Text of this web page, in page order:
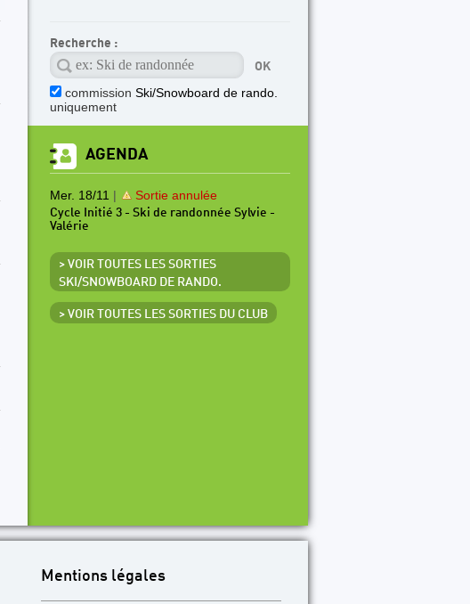
Recherche :
commission Ski/Snowboard de rando.
uniquement
AGENDA
Mer. 18/11 | Sortie annulée
Cycle Initié 3 - Ski de randonnée Sylvie -
Valérie
> VOIR TOUTES LES SORTIES
SKI/SNOWBOARD DE RANDO.
> VOIR TOUTES LES SORTIES DU CLUB
Mentions légales